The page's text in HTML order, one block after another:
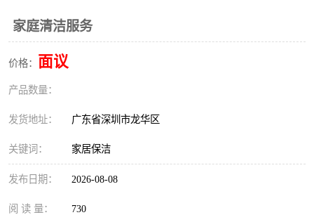
家庭清洁服务
价格： 面议
产品数量：
发货地址： 广东省深圳市龙华区
关键词： 家居保洁
发布日期： 2026-08-08
阅 读 量： 730